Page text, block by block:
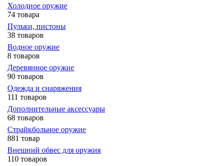
Холодное оружие
74 товара
Пульки, пистоны
38 товаров
Водное оружие
8 товаров
Деревянное оружие
90 товаров
Одежда и снаряжения
111 товаров
Дополнительные аксессуары
68 товаров
Страйкбольное оружие
881 товар
Внешний обвес для оружия
110 товаров